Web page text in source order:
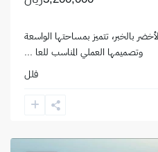
بالخبر، تتميز بمساحتها الواسعة
وتصميمها العملي المناسب للعا
فلل